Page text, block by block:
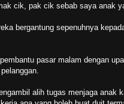
cik, pak cik sebab saya anak
bergantung sepenuhnya
pasar malam dengan
alih tugas menjaga